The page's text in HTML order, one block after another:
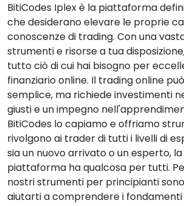
BitiCodes Iplex è la piattaforma
che desiderano elevare le proprie
conoscenze di trading. Con una
strumenti e risorse a tua
tutto ciò di cui hai bisogno per
finanziario online. Il trading online
semplice, ma richiede investimenti
giusti e un impegno
BitiCodes lo capiamo e offriamo
rivolgono ai trader di tutti i livelli di
sia un nuovo arrivato o un esperto,
piattaforma ha qualcosa per tutti.
nostri strumenti per principianti
aiutarti a comprendere i fondamenti